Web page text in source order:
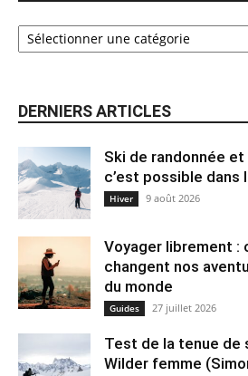
DERNIERS ARTICLES
Ski de randonnée
c’est possible dans
Hiver 9 août 2026
Voyager librement :
changent nos
du monde
Guides 27 juillet 2026
Test de la tenue de
Wilder femme